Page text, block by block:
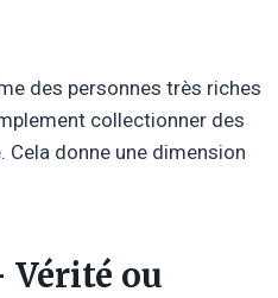
des personnes très riches
collectionner des
donne une dimension
Vérité ou